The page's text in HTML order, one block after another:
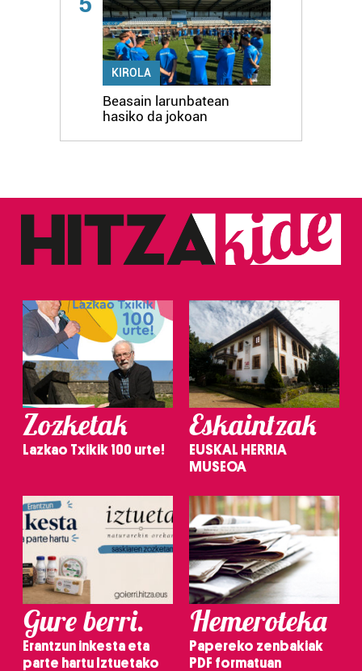
KIROLA
Beasain larunbatean
hasiko da jokoan
Zozketak
Lazkao Txikik 100 urte!
Eskaintzak
EUSKAL HERRIA
MUSEOA
Gure berri.
Erantzun inkesta eta
parte hartu Iztuetako
Hemeroteka
Papereko zenbakiak
PDF formatuan